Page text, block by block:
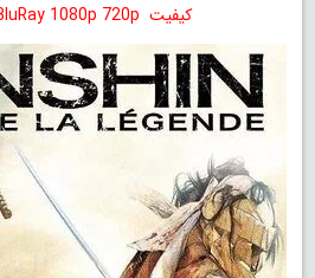
کیفیت BluRay 1080p 720p دوبله فارسی